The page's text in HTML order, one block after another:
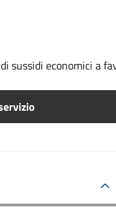
sussidi economici a